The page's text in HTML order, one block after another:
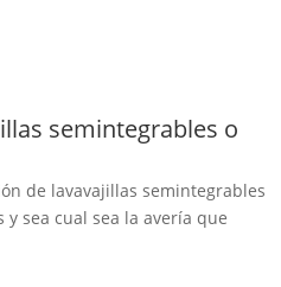
semintegrables o
de lavavajillas semintegrables
y sea cual sea la avería que